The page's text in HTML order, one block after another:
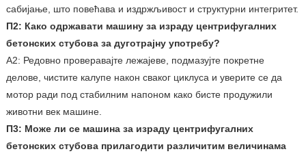
сабијање, што повећава и издржљивост и структурни интегритет.
П2: Како одржавати машину за израду центрифугалних
бетонских стубова за дуготрајну употребу?
А2: Редовно проверавајте лежајеве, подмазујте покретне
делове, чистите калупе након сваког циклуса и уверите се да
мотор ради под стабилним напоном како бисте продужили
животни век машине.
П3: Може ли се машина за израду центрифугалних
бетонских стубова прилагодити различитим величинама